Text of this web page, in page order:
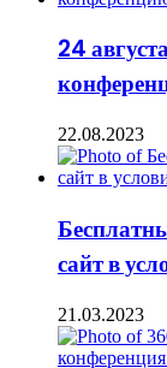
24
22.08.2023
сайт в
21.03.2023